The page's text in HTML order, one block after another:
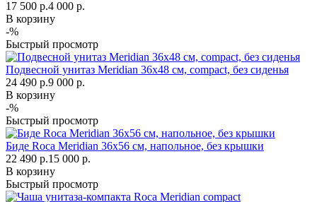
17 500 р.4 000 р.
В корзину
-%
Быстрый просмотр
Подвесной унитаз Meridian 36х48 см, compact, без сиденья
24 490 р.9 000 р.
В корзину
-%
Быстрый просмотр
Биде Roca Meridian 36х56 см, напольное, без крышки
22 490 р.15 000 р.
В корзину
Быстрый просмотр